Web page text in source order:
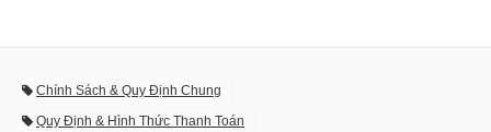
Chính Sách & Quy Định Chung
Quy Định & Hình Thức Thanh Toán